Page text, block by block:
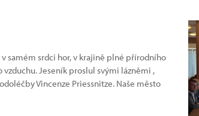
samém srdci hor, v krajině plné přírodního
Jeseník proslul svými lázněmi ,
Vincenze Priessnitze. Naše město